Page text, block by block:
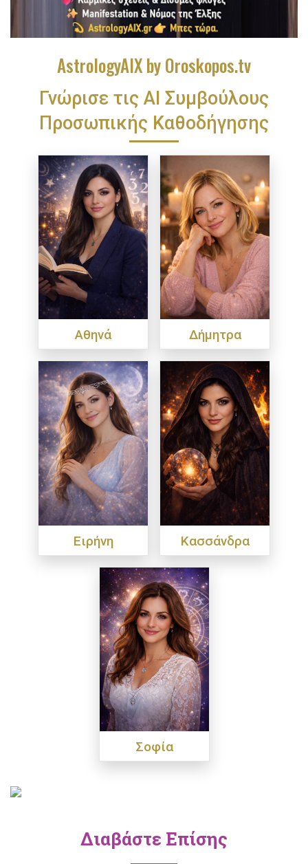
AstrologyAIX by Oroskopos.tv
Γνώρισε τις ΑΙ Συμβούλους
Προσωπικής Καθοδήγησης
Αθηνά Δήμητρα
Ειρήνη Κασσάνδρα
Σοφία
Διαβάστε Επίσης